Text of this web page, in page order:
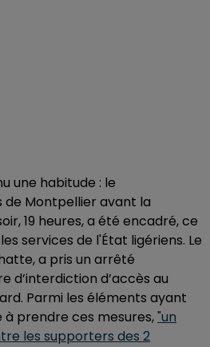
une habitude : le
Montpellier avant la
19 heures, a été encadré, ce
services de l'État ligériens. Le
a pris un arrêté
d’interdiction d’accès au
Parmi les éléments ayant
prendre ces mesures,"un
les supporters des 2